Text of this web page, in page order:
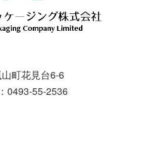
町花見台6-6
0493-55-2536